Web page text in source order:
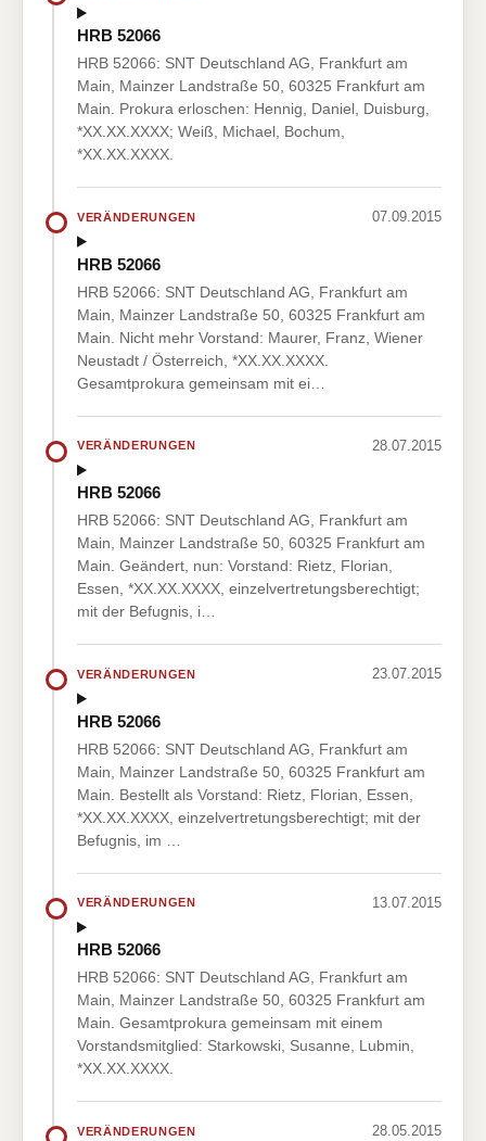
HRB 52066
HRB 52066: SNT Deutschland AG, Frankfurt am
Main, Mainzer Landstraße 50, 60325 Frankfurt am
Main. Prokura erloschen: Hennig, Daniel, Duisburg,
*XX.XX.XXXX; Weiß, Michael, Bochum,
*XX.XX.XXXX.
VERÄNDERUNGEN 07.09.2015
HRB 52066
HRB 52066: SNT Deutschland AG, Frankfurt am
Main, Mainzer Landstraße 50, 60325 Frankfurt am
Main. Nicht mehr Vorstand: Maurer, Franz, Wiener
Neustadt / Österreich, *XX.XX.XXXX.
Gesamtprokura gemeinsam mit ei…
VERÄNDERUNGEN 28.07.2015
HRB 52066
HRB 52066: SNT Deutschland AG, Frankfurt am
Main, Mainzer Landstraße 50, 60325 Frankfurt am
Main. Geändert, nun: Vorstand: Rietz, Florian,
Essen, *XX.XX.XXXX, einzelvertretungsberechtigt;
mit der Befugnis, i…
VERÄNDERUNGEN 23.07.2015
HRB 52066
HRB 52066: SNT Deutschland AG, Frankfurt am
Main, Mainzer Landstraße 50, 60325 Frankfurt am
Main. Bestellt als Vorstand: Rietz, Florian, Essen,
*XX.XX.XXXX, einzelvertretungsberechtigt; mit der
Befugnis, im …
VERÄNDERUNGEN 13.07.2015
HRB 52066
HRB 52066: SNT Deutschland AG, Frankfurt am
Main, Mainzer Landstraße 50, 60325 Frankfurt am
Main. Gesamtprokura gemeinsam mit einem
Vorstandsmitglied: Starkowski, Susanne, Lubmin,
*XX.XX.XXXX.
VERÄNDERUNGEN 28.05.2015